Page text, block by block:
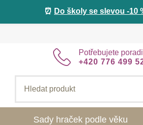
⏰ Do školy se slevou -10
Potřebujete
+420 776 499
Sady hraček podle věku